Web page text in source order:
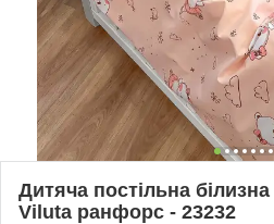
Дитяча постільна
Viluta ранфорс - 23232